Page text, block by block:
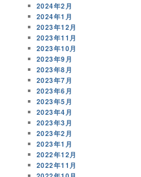
2024年2月
2024年1月
2023年12月
2023年11月
2023年10月
2023年9月
2023年8月
2023年7月
2023年6月
2023年5月
2023年4月
2023年3月
2023年2月
2023年1月
2022年12月
2022年11月